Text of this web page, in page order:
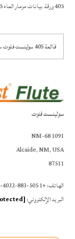
405 ورقة بيانات مزمار الماء 405
سولينست فلوت
1091 NM-68
Alcaide, NM, USA
87511
الهاتف: +1 505-883-4032-505-883-4032
البريد الإلكتروني:[email protected]